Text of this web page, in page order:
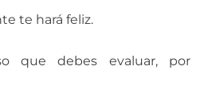
te hará feliz.
que debes evaluar, por